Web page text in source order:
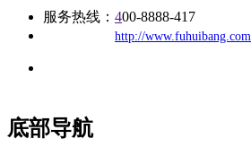
服务热线： 400-8888-417
http://www.fuhuibang.com
底部导航